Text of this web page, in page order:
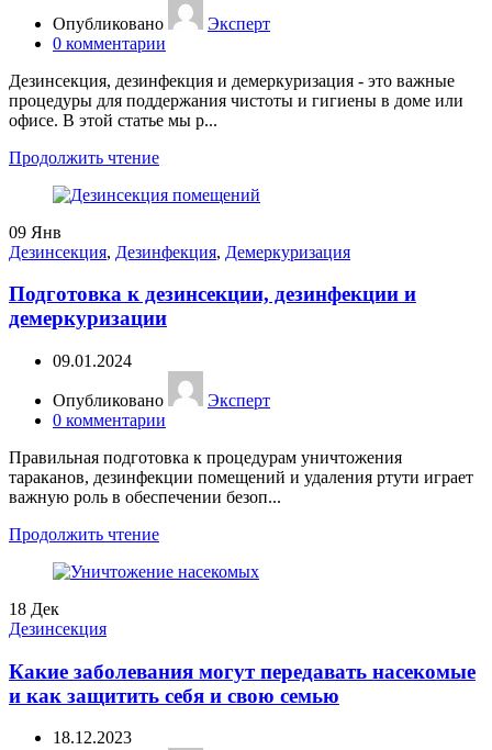
Опубликовано
Эксперт
0 комментарии
Дезинсекция, дезинфекция и демеркуризация - это важные
процедуры для поддержания чистоты и гигиены в доме или
офисе. В этой статье мы р...
Продолжить чтение
09 Янв
Дезинсекция, Дезинфекция, Демеркуризация
Подготовка к дезинсекции, дезинфекции и
демеркуризации
09.01.2024
Опубликовано
Эксперт
0 комментарии
Правильная подготовка к процедурам уничтожения
тараканов, дезинфекции помещений и удаления ртути играет
важную роль в обеспечении безоп...
Продолжить чтение
18 Дек
Дезинсекция
Какие заболевания могут передавать насекомые
и как защитить себя и свою семью
18.12.2023